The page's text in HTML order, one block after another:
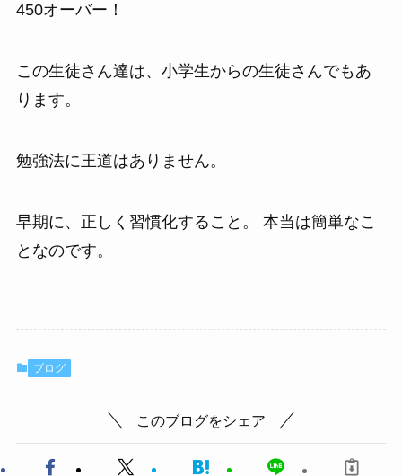
450オーバー！
この生徒さん達は、小学生からの生徒さんでもあ
ります。
勉強法に王道はありません。
早期に、正しく習慣化すること。 本当は簡単なこ
となのです。
ブログ
このブログをシェア